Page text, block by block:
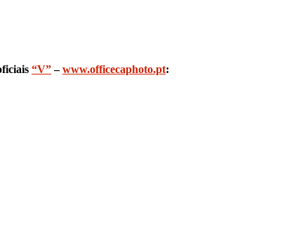
“V”–www.officecaphoto.pt: